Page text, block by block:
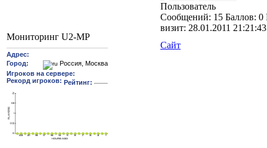
Мониторинг U2-MP
Пользователь
Cообщений: 15 Баллов: 0
визит: 28.01.2011 21:21:43
Сайт